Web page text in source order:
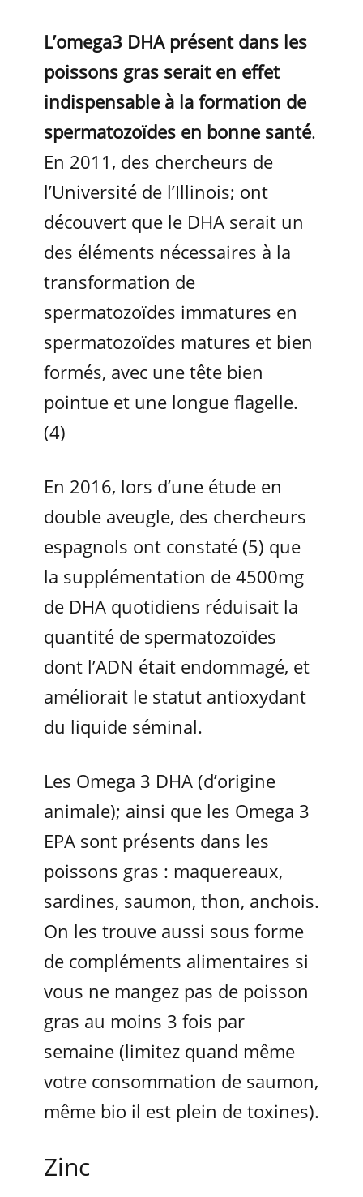
L’omega3 DHA présent dans les
poissons gras serait en effet
indispensable à la formation de
spermatozoïdes en bonne santé.
En 2011, des chercheurs de
l’Université de l’Illinois; ont
découvert que le DHA serait un
des éléments nécessaires à la
transformation de
spermatozoïdes immatures en
spermatozoïdes matures et bien
formés, avec une tête bien
pointue et une longue flagelle.
(4)
En 2016, lors d’une étude en
double aveugle, des chercheurs
espagnols ont constaté (5) que
la supplémentation de 4500mg
de DHA quotidiens réduisait la
quantité de spermatozoïdes
dont l’ADN était endommagé, et
améliorait le statut antioxydant
du liquide séminal.
Les Omega 3 DHA (d’origine
animale); ainsi que les Omega 3
EPA sont présents dans les
poissons gras : maquereaux,
sardines, saumon, thon, anchois.
On les trouve aussi sous forme
de compléments alimentaires si
vous ne mangez pas de poisson
gras au moins 3 fois par
semaine (limitez quand même
votre consommation de saumon,
même bio il est plein de toxines).
Zinc